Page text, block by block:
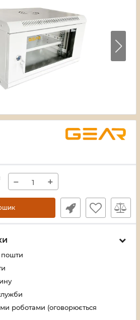
− +
пошти
роботами (оговорюється